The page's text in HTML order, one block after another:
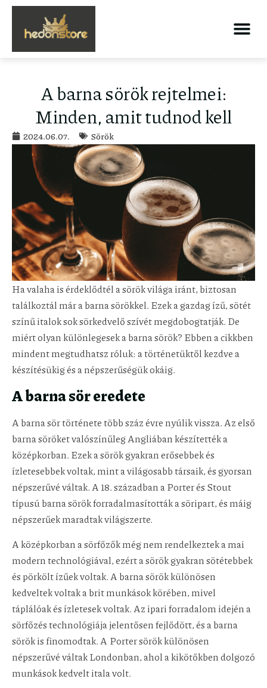
A barna sörök rejtelmei:
Minden, amit tudnod kell
2024.06.07. Sörök
Ha valaha is érdeklődtél a sörök világa iránt, biztosan
találkoztál már a barna sörökkel. Ezek a gazdag ízű, sötét
színű italok sok sörkedvelő szívét megdobogtatják. De
miért olyan különlegesek a barna sörök? Ebben a cikkben
mindent megtudhatsz róluk: a történetüktől kezdve a
készítésükig és a népszerűségük okáig.
A barna sör eredete
A barna sör története több száz évre nyúlik vissza. Az első
barna söröket valószínűleg Angliában készítették a
középkorban. Ezek a sörök gyakran erősebbek és
ízletesebbek voltak, mint a világosabb társaik, és gyorsan
népszerűvé váltak. A 18. században a Porter és Stout
típusú barna sörök forradalmasították a söripart, és máig
népszerűek maradtak világszerte.
A középkorban a sörfőzők még nem rendelkeztek a mai
modern technológiával, ezért a sörök gyakran sötétebbek
és pörkölt ízűek voltak. A barna sörök különösen
kedveltek voltak a brit munkások körében, mivel
táplálóak és ízletesek voltak. Az ipari forradalom idején a
sörfőzés technológiája jelentősen fejlődött, és a barna
sörök is finomodtak. A Porter sörök különösen
népszerűvé váltak Londonban, ahol a kikötőkben dolgozó
munkások kedvelt itala volt.